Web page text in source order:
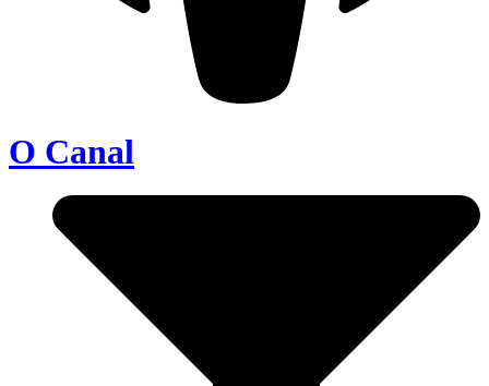
O Canal